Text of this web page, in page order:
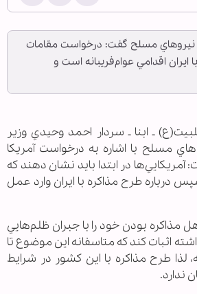
نيروهاي مسلح گفت: درخواست مقامات
ايران اقدامي عوام‌فريبانه است و
ـ ابنا ـ سردار احمد وحيدي وزير
مسلح با اشاره به درخواست آمريکا
آمريکايي‌ها در ابتدا بايد نشان دهند که
درباره طرح مذاکره با ايران وارد عمل
مذاکره بودن خود را با جبران ظلم‌هايي
اثبات کند که متاسفانه اين موضوع تا
لذا طرح مذاکره با اين کشور در شرايط
ندارد.